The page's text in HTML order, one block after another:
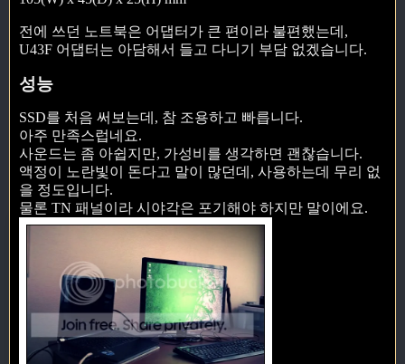
전에 쓰던 노트북은 어댑터가 큰 편이라 불편했는데,
U43F 어댑터는 아담해서 들고 다니기 부담 없겠습니다.
성능
SSD를 처음 써보는데, 참 조용하고 빠릅니다.
아주 만족스럽네요.
사운드는 좀 아쉽지만, 가성비를 생각하면 괜찮습니다.
액정이 노란빛이 돈다고 말이 많던데, 사용하는데 무리 없
을 정도입니다.
물론 TN 패널이라 시야각은 포기해야 하지만 말이에요.